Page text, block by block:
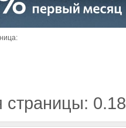
страницы: